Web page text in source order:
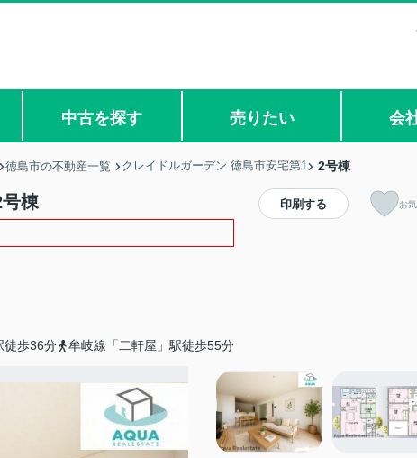
中古を探す 売りたい 会
徳島市の不動産一覧 クレイドルガーデン 徳島市安宅第1 2号棟
棟
徒歩36分 牟岐線「二軒屋」駅徒歩55分
印刷する お